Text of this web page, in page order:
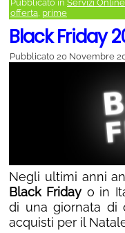
Pubblicato in Servizi Online
offerta prime
Black Friday
Pubblicato 20 Novembre
Negli ultimi anni
Black Fridayo in
di una giornata di
acquisti per il